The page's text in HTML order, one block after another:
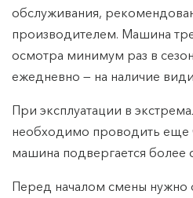
обслуживания,
производителем. Машина
осмотра минимум раз в
ежедневно — на наличие
При эксплуатации в
необходимо проводить еще
машина подвергается более
Перед началом смены нужно